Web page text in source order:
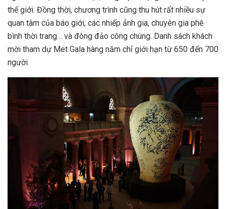
thế giới. Đồng thời, chương trình cũng thu hút rất nhiều sự
quan tâm của báo giới, các nhiếp ảnh gia, chuyên gia phê
bình thời trang… và đông đảo công chúng. Danh sách khách
mời tham dự Met Gala hàng năm chỉ giới hạn từ 650 đến 700
người.